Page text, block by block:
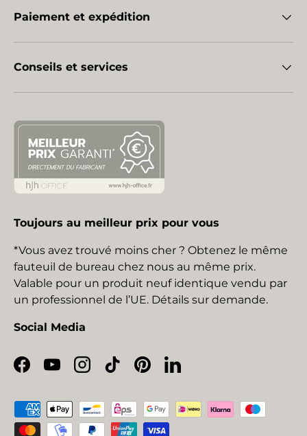
Paiement et expédition
Conseils et services
Toujours au meilleur prix pour vous
*Vous avez trouvé moins cher ? Obtenez le même
fauteuil de bureau chez nous au même prix.
Valable pour un produit neuf identique vendu par
un professionnel de l’UE. Détails sur demande.
Social Media
Facebook
YouTubeInstagram
TikTokPinterestLinkedIn
Moyens de paiement acceptés